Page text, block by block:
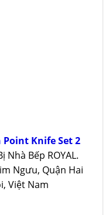
Knife Set 2
Nhà Bếp ROYAL.
Ngưu, Quận Hai
Việt Nam